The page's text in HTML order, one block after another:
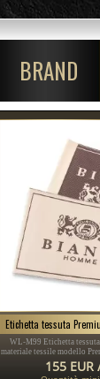
BRAND
WL-M99 Etichetta
materiale tessile modello
con il nome del Brand e un
tessili, specialmente
155